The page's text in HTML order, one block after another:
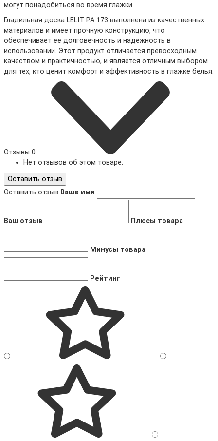
могут понадобиться во время глажки.
Гладильная доска LELIT PA 173 выполнена из качественных
материалов и имеет прочную конструкцию, что
обеспечивает ее долговечность и надежность в
использовании. Этот продукт отличается превосходным
качеством и практичностью, и является отличным выбором
для тех, кто ценит комфорт и эффективность в глажке белья.
Отзывы 0
Нет отзывов об этом товаре.
Оставить отзыв
Оставить отзыв Ваше имя
Ваш отзыв Плюсы товара
Минусы товара
Рейтинг